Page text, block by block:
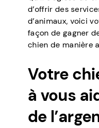
d’offrir des
d’animaux, voici
façon de gagner
chien de manière
Votre
à vous
de